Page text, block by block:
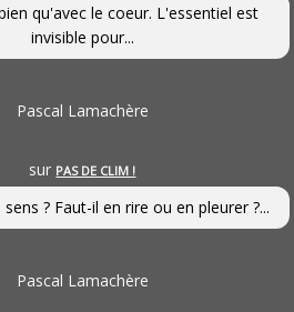
qu'avec le coeur. L'essentiel est
invisible pour...
Pascal Lamachère
sur PAS DE CLIM !
? Faut-il en rire ou en pleurer ?...
Pascal Lamachère